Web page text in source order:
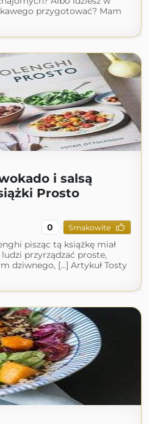
przygotować? Mam
i salsą
Prosto
0 Smakowite
pisząc tą książkę miał
przyrządzać proste,
dziwnego, […] Artykuł Tosty